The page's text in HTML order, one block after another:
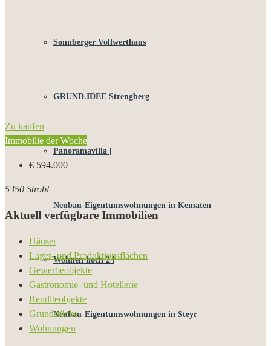
Sonnberger Vollwerthaus
GRUND.IDEE Strengberg
Panoramavilla |
Neubau-Eigentums­­wohnungen in Kematen
Wohnen hoch 2 |
Neubau-Eigentumswohnungen in Steyr
Zu kaufen
Immobilie der Woche
€ 594.000
5350 Strobl
Aktuell verfügbare Immobilien
Häuser
Lager- und Produktionsflächen
Gewerbeobjekte
Gastronomie- und Hotellerie
Renditeobjekte
Grundstücke
Wohnungen